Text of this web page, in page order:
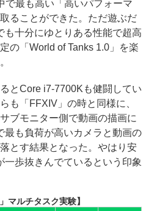
で最も高い「高いパフォーマ
ることができた。ただ遊ぶだ
も十分にゆとりある性能で超高
の「World of Tanks 1.0」を楽
とCore i7-7700Kも健闘してい
も「FFXIV」の時と同様に、
ブモニター側で動画の描画に
最も負荷が高いカメラと動画の
とす結果となった。やはり安
一歩抜きんでているという印象
マルチタスク実験】